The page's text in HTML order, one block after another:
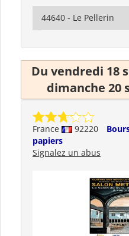
44640 - Le Pellerin
Du vendredi 18
dimanche 20
France 92220
papiers
Signalez un abus